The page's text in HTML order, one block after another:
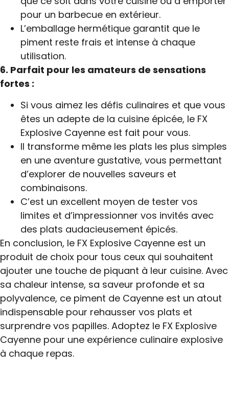
pour un barbecue en extérieur.
L’emballage hermétique garantit que le
piment reste frais et intense à chaque
utilisation.
6. Parfait pour les amateurs de sensations
fortes :
Si vous aimez les défis culinaires et que vous
êtes un adepte de la cuisine épicée, le FX
Explosive Cayenne est fait pour vous.
Il transforme même les plats les plus simples
en une aventure gustative, vous permettant
d’explorer de nouvelles saveurs et
combinaisons.
C’est un excellent moyen de tester vos
limites et d’impressionner vos invités avec
des plats audacieusement épicés.
En conclusion, le FX Explosive Cayenne est un
produit de choix pour tous ceux qui souhaitent
ajouter une touche de piquant à leur cuisine. Avec
sa chaleur intense, sa saveur profonde et sa
polyvalence, ce piment de Cayenne est un atout
indispensable pour rehausser vos plats et
surprendre vos papilles. Adoptez le FX Explosive
Cayenne pour une expérience culinaire explosive
à chaque repas.